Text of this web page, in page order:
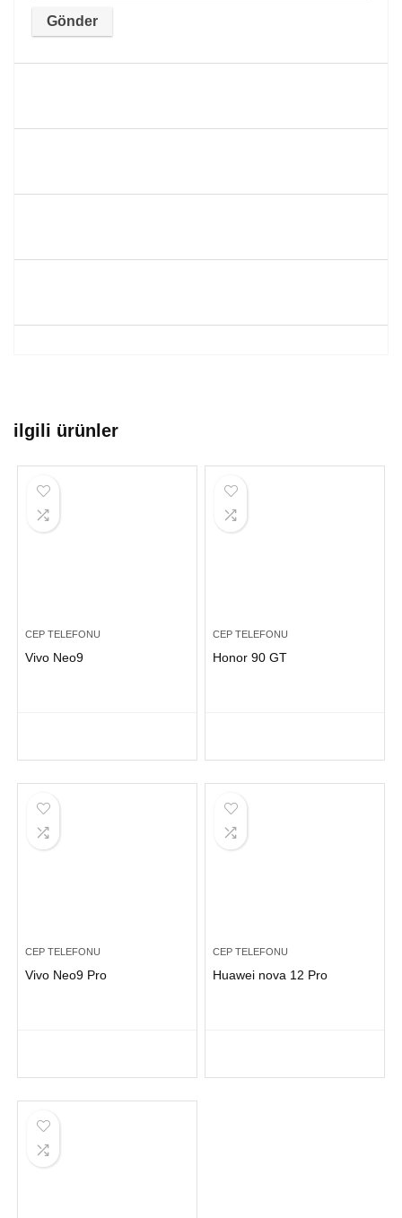
ilgili ürünler
CEP TELEFONU
Vivo Neo9
CEP TELEFONU
Honor 90 GT
CEP TELEFONU
Vivo Neo9 Pro
CEP TELEFONU
Huawei nova 12 Pro